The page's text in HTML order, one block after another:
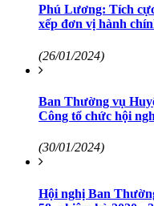
Phú Lương: Tích
xếp đơn vị hành
(26/01/2024)
Ban Thường vụ
Công tổ chức hội
(30/01/2024)
Hội nghị Ban